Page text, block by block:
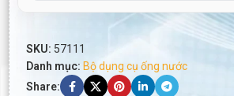
SKU: 57111
Danh mục: Bộ dụng cụ ống nước
Share: